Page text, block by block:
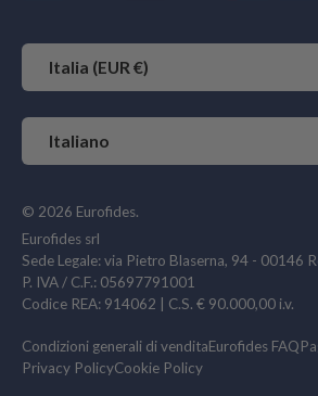
Italia (EUR €)
Italiano
© 2026 Eurofides.
Eurofides srl
Sede Legale: via Pietro Blaserna, 94 - 00146
P. IVA / C.F.: 05697791001
Codice REA: 914062 | C.S. € 90.000,00 i.v.
Condizioni generali di venditaEurofides FAQ
Privacy PolicyCookie Policy